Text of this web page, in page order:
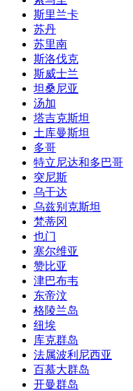
斯里兰卡
苏丹
苏里南
斯洛伐克
斯威士兰
坦桑尼亚
汤加
塔吉克斯坦
土库曼斯坦
多哥
特立尼达和多巴哥
突尼斯
乌干达
乌兹别克斯坦
梵蒂冈
也门
塞尔维亚
赞比亚
津巴布韦
东帝汶
格陵兰岛
纽埃
库克群岛
法属波利尼西亚
百慕大群岛
开曼群岛